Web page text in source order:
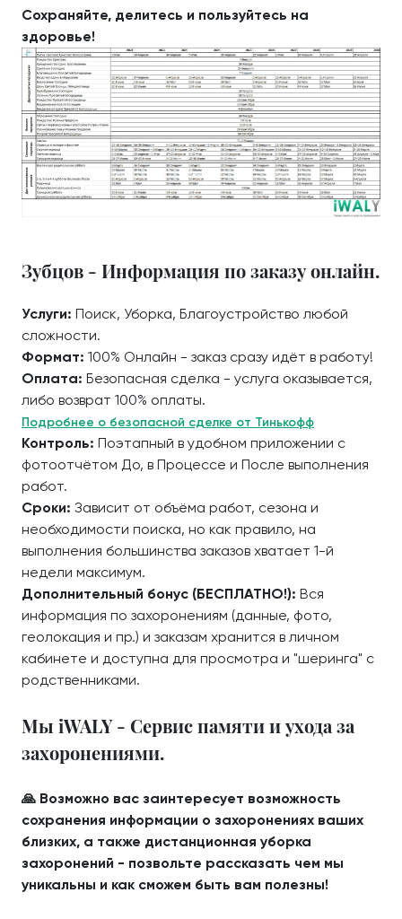
Сохраняйте, делитесь и пользуйтесь на
здоровье!
Зубцов - Информация по заказу онлайн.
Услуги: Поиск, Уборка, Благоустройство любой
сложности.
Формат: 100% Онлайн - заказ сразу идёт в работу!
Оплата: Безопасная сделка - услуга оказывается,
либо возврат 100% оплаты.
Подробнее о безопасной сделке от Тинькофф
Контроль: Поэтапный в удобном приложении с
фотоотчётом До, в Процессе и После выполнения
работ.
Сроки: Зависит от объёма работ, сезона и
необходимости поиска, но как правило, на
выполнения большинства заказов хватает 1-й
недели максимум.
Дополнительный бонус (БЕСПЛАТНО!): Вся
информация по захоронениям (данные, фото,
геолокация и пр.) и заказам хранится в личном
кабинете и доступна для просмотра и "шеринга" с
родственниками.
Мы iWALY - Сервис памяти и ухода за
захоронениями.
🙏 Возможно вас заинтересует возможность
сохранения информации о захоронениях ваших
близких, а также дистанционная уборка
захоронений - позвольте рассказать чем мы
уникальны и как сможем быть вам полезны!